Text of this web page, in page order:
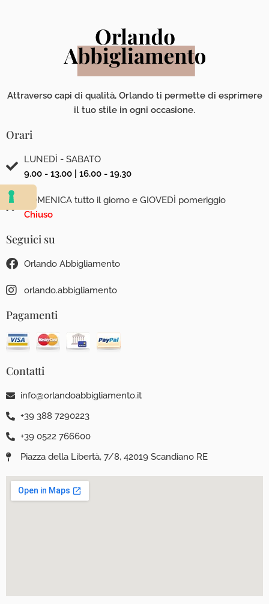
Attraverso capi di qualità, Orlando ti permette di esprimere
il tuo stile in ogni occasione.
Orari
LUNEDÌ - SABATO
9.00 - 13.00 | 16.00 - 19.30
DOMENICA tutto il giorno e GIOVEDÌ pomeriggio
Chiuso
Seguici su
Orlando Abbigliamento
orlando.abbigliamento
Pagamenti
Contatti
info@orlandoabbigliamento.it
+39 388 7290223
+39 0522 766600
Piazza della Libertà, 7/8, 42019 Scandiano RE